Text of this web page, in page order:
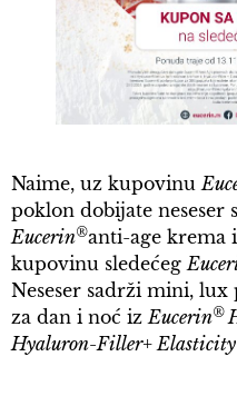
Naime, uz kupovinu
poklon dobijate neseser
Eucerin®anti-age krema
kupovinu sledećeg
Neseser sadrži mini,
za dan i noć izEucerin®
Hyaluron-Filler+ Elasticity